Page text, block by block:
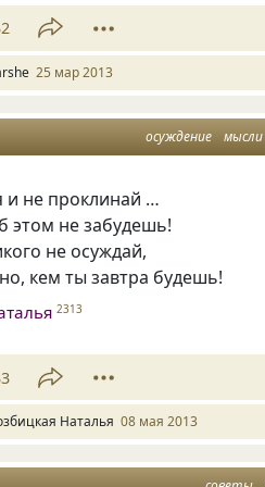
25 мар 2013
осуждение мысли
и не проклинай …
этом не забудешь!
не осуждай,
, кем ты завтра будешь!
2313
Наталья 08 мая 2013